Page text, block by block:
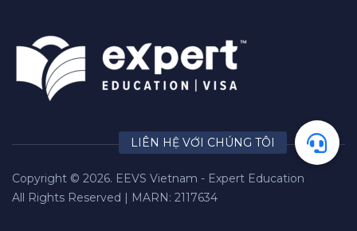
Copyright © 2026. EEVS Vietnam - Expert Education
All Rights Reserved | MARN: 2117634